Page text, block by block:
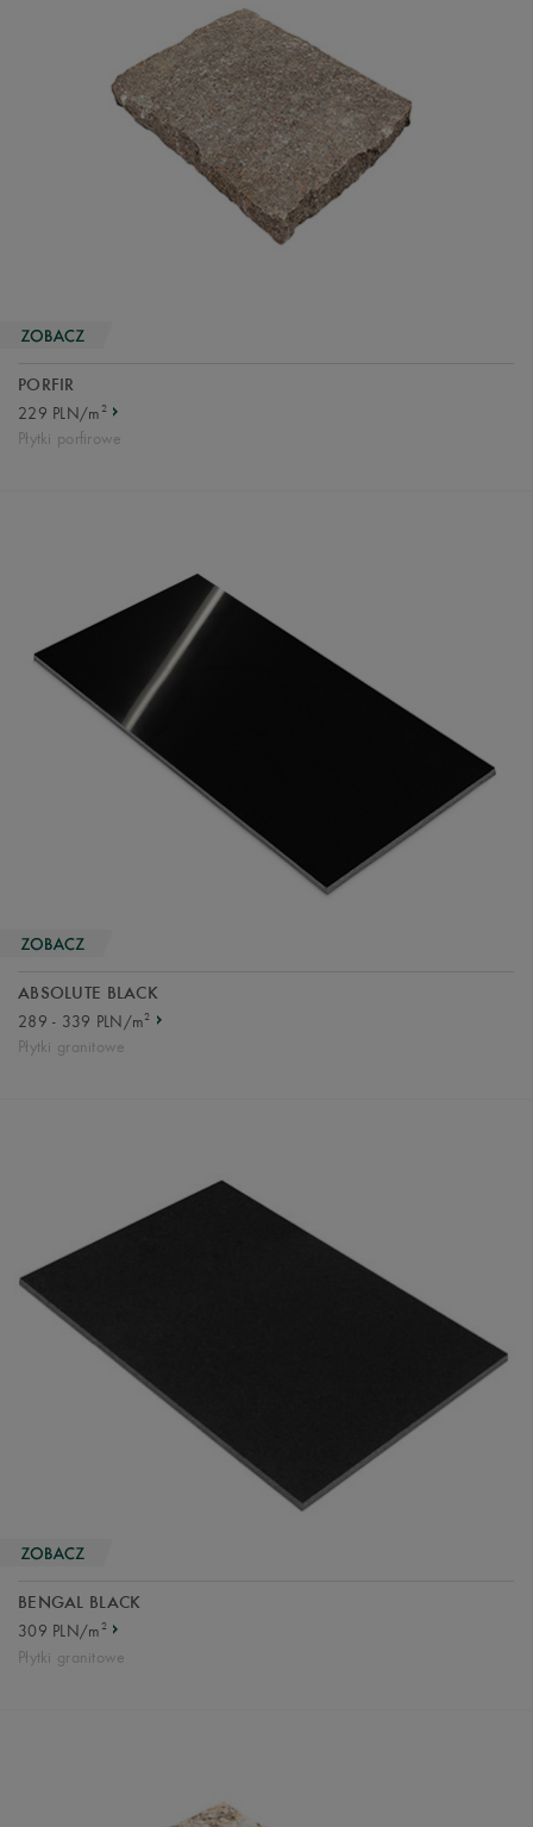
PORFIR
229 PLN/m2
Płytki porfirowe
ABSOLUTE BLACK
289 - 339 PLN/m2
Płytki granitowe
BENGAL BLACK
309 PLN/m2
Płytki granitowe